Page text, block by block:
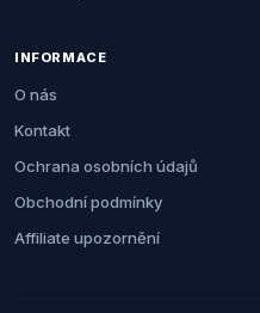
INFORMACE
O nás
Kontakt
Ochrana osobních údajů
Obchodní podmínky
Affiliate upozornění